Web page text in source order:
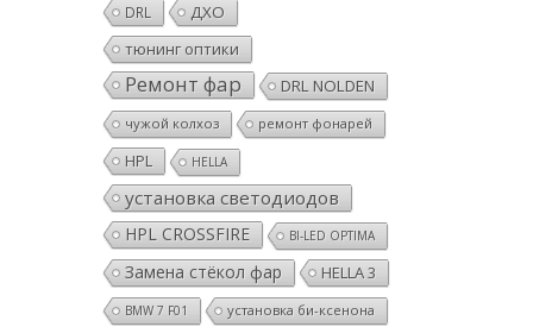
DRL
ДХО
тюнинг оптики
Ремонт фар DRL NOLDEN
чужой колхоз ремонт фонарей
HPL HELLA
установка светодиодов
HPL CROSSFIRE BI-LED OPTIMA
Замена стёкол фар HELLA 3
BMW 7 F01 установка би-ксенона